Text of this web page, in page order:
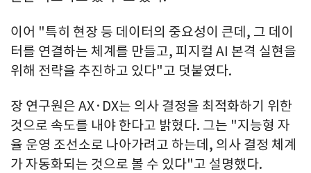
이어 "특히 현장 등 데이터의 중요성이 큰데, 그 데이
터를 연결하는 체계를 만들고, 피지컬 AI 본격 실현을
위해 전략을 추진하고 있다"고 덧붙였다.
장 연구원은 AX·DX는 의사 결정을 최적화하기 위한
것으로 속도를 내야 한다고 밝혔다. 그는 "지능형 자
율 운영 조선소로 나아가려고 하는데, 의사 결정 체계
가 자동화되는 것으로 볼 수 있다"고 설명했다.